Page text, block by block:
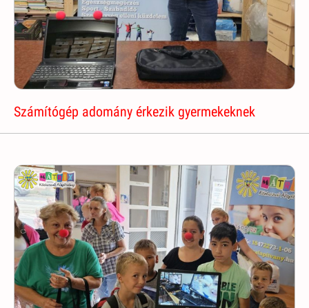
Számítógép adomány érkezik gyermekeknek